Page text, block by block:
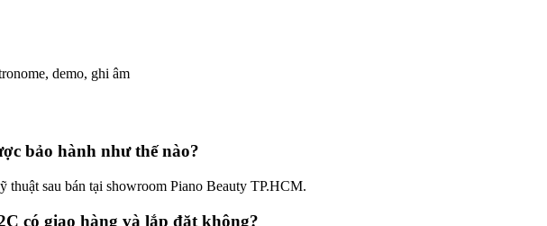
demo, ghi âm
bảo hành như thế nào?
thuật sau bán tại showroom Piano Beauty TP.HCM.
có giao hàng và lắp đặt không?